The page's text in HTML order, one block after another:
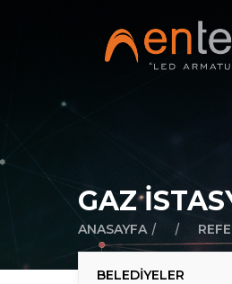
GAZ
ANASAYFA/ /
BELEDİYELER